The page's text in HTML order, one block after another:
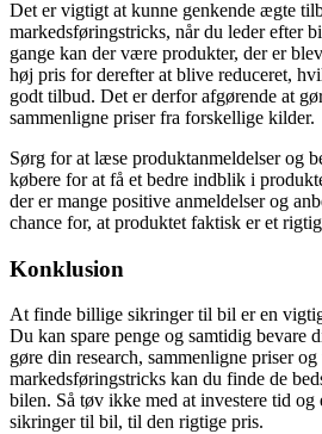
Det er vigtigt at kunne genkende ægte
markedsføringstricks, når du leder efter
gange kan der være produkter, der er
høj pris for derefter at blive reduceret,
godt tilbud. Det er derfor afgørende at
sammenligne priser fra forskellige kilder.
Sørg for at læse produktanmeldelser og
købere for at få et bedre indblik i
der er mange positive anmeldelser og
chance for, at produktet faktisk er et
Konklusion
At finde billige sikringer til bil er en
Du kan spare penge og samtidig bevare
gøre din research, sammenligne priser
markedsføringstricks kan du finde de
bilen. Så tøv ikke med at investere tid
sikringer til bil, til den rigtige pris.